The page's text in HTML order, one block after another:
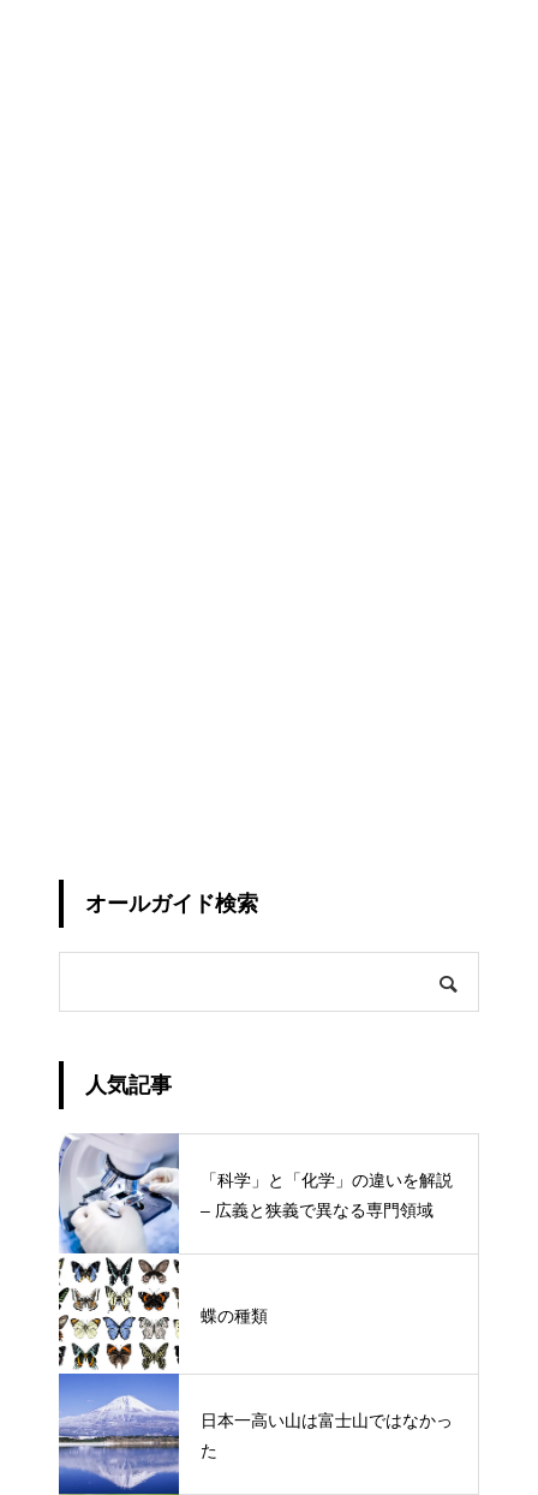
オールガイド検索
人気記事
「科学」と「化学」の違いを解説
– 広義と狭義で異なる専門領域
蝶の種類
日本一高い山は富士山ではなかっ
た